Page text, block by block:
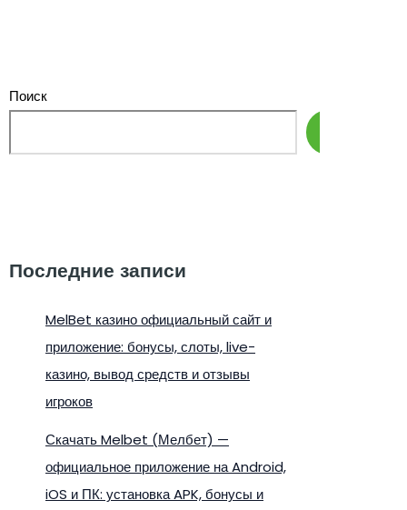
Поиск
Последние записи
MelBet казино официальный сайт и
приложение: бонусы, слоты, live-
казино, вывод средств и отзывы
игроков
Скачать Melbet (Мелбет) —
официальное приложение на Android,
iOS и ПК: установка APK, бонусы и